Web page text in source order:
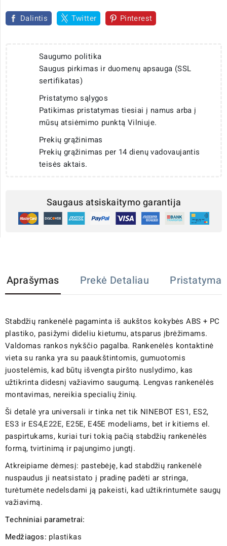
Dalintis Twitter Pinterest
Saugumo politika
Saugus pirkimas ir duomenų apsauga (SSL
sertifikatas)
Pristatymo sąlygos
Patikimas pristatymas tiesiai į namus arba į
mūsų atsiėmimo punktą Vilniuje.
Prekių grąžinimas
Prekių grąžinimas per 14 dienų vadovaujantis
teisės aktais.
Saugaus atsiskaitymo garantija
Aprašymas Prekė Detaliau Pristatymas
Stabdžių rankenėlė pagaminta iš aukštos kokybės ABS + PC
plastiko, pasižymi dideliu kietumu, atsparus įbrėžimams.
Valdomas rankos nykščio pagalba. Rankenėlės kontaktinė
vieta su ranka yra su paaukštintomis, gumuotomis
juostelėmis, kad būtų išvengta piršto nuslydimo, kas
užtikrinta didesnį važiavimo saugumą. Lengvas rankenėlės
montavimas, nereikia specialių žinių.
Ši detalė yra universali ir tinka net tik NINEBOT ES1, ES2,
ES3 ir ES4,E22E, E25E, E45E modeliams, bet ir kitiems el.
paspirtukams, kuriai turi tokią pačią stabdžių rankenėlės
formą, tvirtinimą ir pajungimo jungtį.
Atkreipiame dėmesį: pastebėję, kad stabdžių rankenėlė
nuspaudus ji neatsistato į pradinę padėti ar stringa,
turėtumėte nedelsdami ją pakeisti, kad užtikrintumėte saugų
važiavimą.
Techniniai parametrai:
Medžiagos: plastikas